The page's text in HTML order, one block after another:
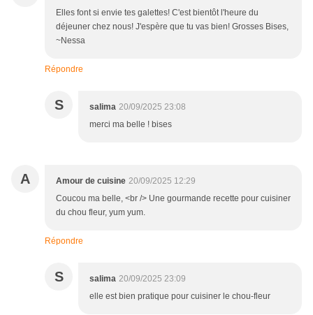
Elles font si envie tes galettes! C'est bientôt l'heure du
déjeuner chez nous! J'espère que tu vas bien! Grosses Bises,
~Nessa
Répondre
S salima 20/09/2025 23:08
merci ma belle ! bises
A Amour de cuisine 20/09/2025 12:29
Coucou ma belle, <br /> Une gourmande recette pour cuisiner
du chou fleur, yum yum.
Répondre
S salima 20/09/2025 23:09
elle est bien pratique pour cuisiner le chou-fleur